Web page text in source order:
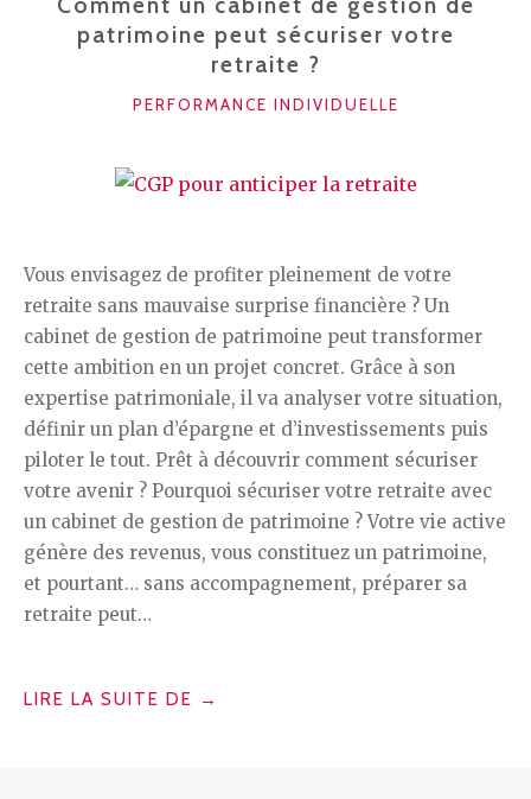
patrimoine peut sécuriser votre
retraite ?
CATÉGORIES
PERFORMANCE INDIVIDUELLE
Vous envisagez de profiter pleinement de votre
retraite sans mauvaise surprise financière ? Un
cabinet de gestion de patrimoine peut transformer
cette ambition en un projet concret. Grâce à son
expertise patrimoniale, il va analyser votre situation,
définir un plan d’épargne et d’investissements puis
piloter le tout. Prêt à découvrir comment sécuriser
votre avenir ? Pourquoi sécuriser votre retraite avec
un cabinet de gestion de patrimoine ? Votre vie active
génère des revenus, vous constituez un patrimoine,
et pourtant… sans accompagnement, préparer sa
retraite peut…
LIRE LA SUITE DE « COMMENT
→